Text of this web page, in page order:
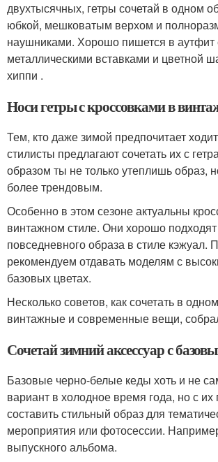
двухтысячных, гетры сочетай в одном
юбкой, мешковатым верхом и
наушниками. Хорошо пишется в аутфит
металлическими вставками и цветной
хиппи .
Носи гетры с кроссовками в
Тем, кто даже зимой предпочитает
стилисты предлагают сочетать их с
образом ты не только утеплишь образ,
более трендовым.
Особенно в этом сезоне актуальны
винтажном стиле. Они хорошо
повседневного образа в стиле кэжуал.
рекомендуем отдавать моделям с
базовых цветах.
Несколько советов, как сочетать в
винтажные и современные вещи,
Сочетай зимний аксессуар с
Базовые черно-белые кеды хоть и не
вариант в холодное время года, но с
составить стильный образ для
мероприятия или фотосессии.
выпускного альбома.